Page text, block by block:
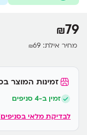
₪79
מחיר אילת: ₪69
זמינות המוצר
זמין ב-4 סניפים
לבדיקת מלאי בסניפים